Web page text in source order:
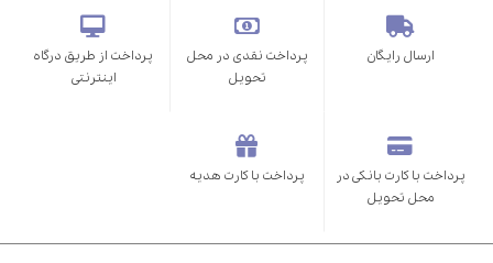
ارسال رایگان
پرداخت نقدی در محل
تحویل
پرداخت از طریق درگاه
اینترنتی
پرداخت با کارت بانکی در
محل تحویل
پرداخت با کارت هدیه